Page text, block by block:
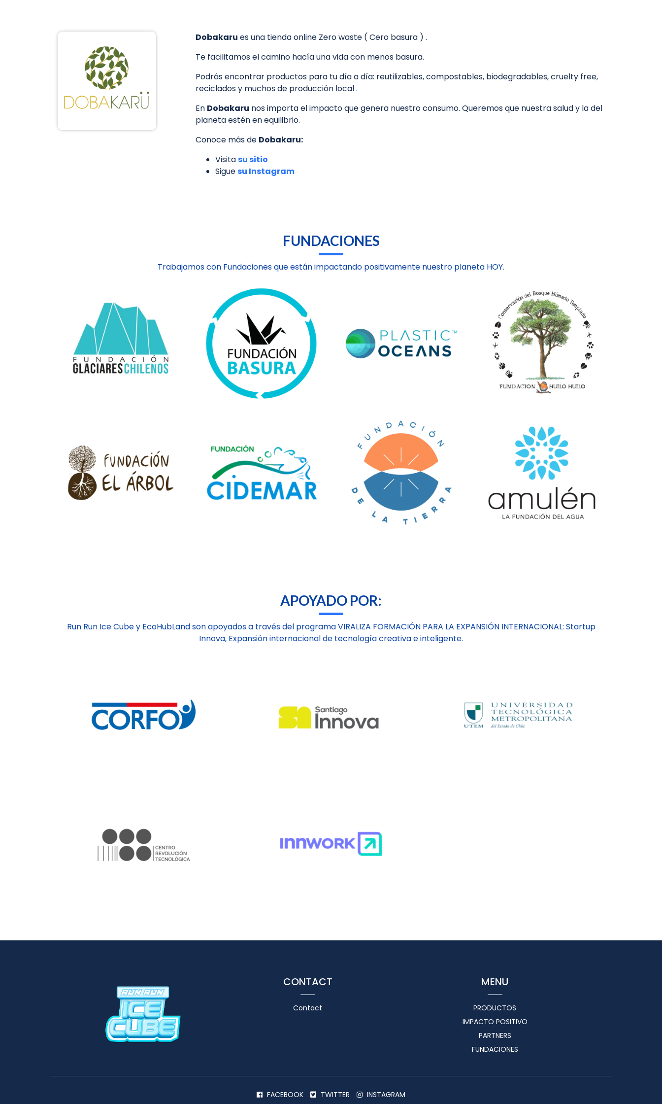
Dobakaru es una tienda online Zero waste ( Cero basura ) .
Te facilitamos el camino hacía una vida con menos basura.
Podrás encontrar productos para tu día a día: reutilizables, compostables, biodegradables, cruelty free,
reciclados y muchos de producción local .
En Dobakaru nos importa el impacto que genera nuestro consumo. Queremos que nuestra salud y la del
planeta estén en equilibrio.
Conoce más de Dobakaru:
Visitasu sitio
Siguesu Instagram
FUNDACIONES
Trabajamos con Fundaciones que están impactando positivamente nuestro planeta HOY.
APOYADO POR:
Run Run Ice Cube y EcoHubLand son apoyados a través del programa VIRALIZA FORMACIÓN PARA LA EXPANSIÓN INTERNACIONAL: Startup
Innova, Expansión internacional de tecnología creativa e inteligente.
CONTACT
Contact
MENU
PRODUCTOS
IMPACTO POSITIVO
PARTNERS
FUNDACIONES
FACEBOOK TWITTER INSTAGRAM